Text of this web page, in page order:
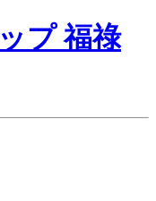
プ 福祿